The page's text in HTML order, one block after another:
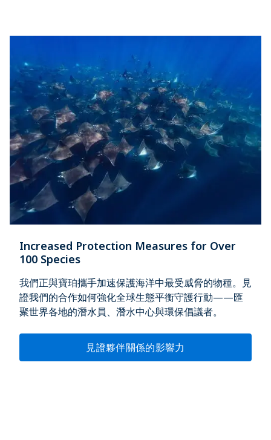
Increased Protection Measures for Over
100 Species
我們正與寶珀攜手加速保護海洋中最受威脅的物種。見
證我們的合作如何強化全球生態平衡守護行動——匯
聚世界各地的潛水員、潛水中心與環保倡議者。
見證夥伴關係的影響力